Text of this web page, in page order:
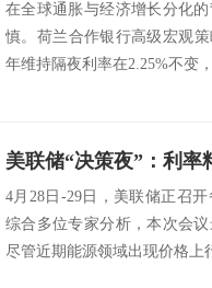
在全球通胀与经济增长分化
慎。荷兰合作银行高级宏观
年维持隔夜利率在2.25%不变
4月28日-29日，美联储正召
综合多位专家分析，本次会
尽管近期能源领域出现价格上